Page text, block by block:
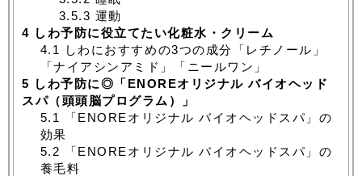
3.5.3 運動
4 しわ予防に役立てたい化粧水・クリーム
4.1
しわにおすすめの3つの成分「レチノール」
「ナイアシンアミド」「ニールワン」
5 しわ予防に◎「ENOREオリジナル バイオヘッド
スパ（頭頭脳プログラム）」
5.1
「ENOREオリジナル バイオヘッドスパ」の
効果
5.2 「ENOREオリジナル バイオヘッドスパ」の
養毛料